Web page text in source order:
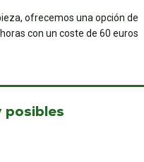
ofrecemos una opción de
con un coste de 60 euros
posibles